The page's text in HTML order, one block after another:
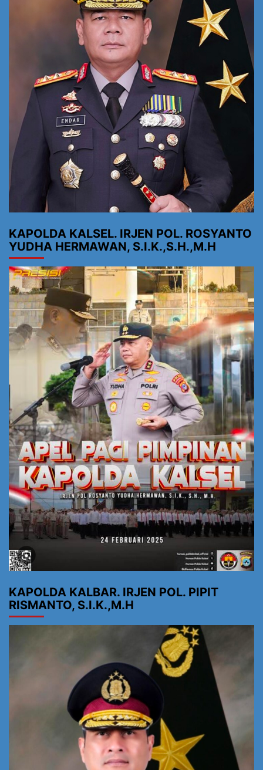
KAPOLDA KALSEL. IRJEN POL. ROSYANTO
YUDHA HERMAWAN, S.I.K.,S.H.,M.H
KAPOLDA KALBAR. IRJEN POL. PIPIT
RISMANTO, S.I.K.,M.H